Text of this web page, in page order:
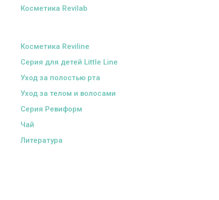
Косметика Revilab
Косметика Reviline
Серия для детей Little Line
Уход за полостью рта
Уход за телом и волосами
Серия Ревиформ
Чай
Литература